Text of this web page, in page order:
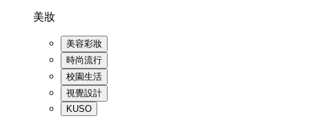
美妝
美容彩妝
時尚流行
校園生活
視覺設計
KUSO